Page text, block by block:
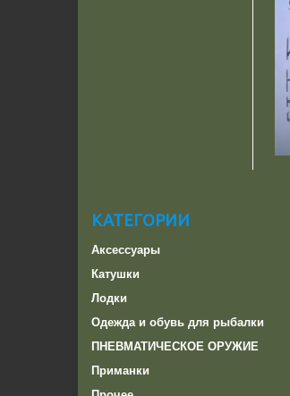
КАТЕГОРИИ
Аксессуары
Катушки
Лодки
Одежда и обувь для рыбалки
ПНЕВМАТИЧЕСКОЕ ОРУЖИЕ
Приманки